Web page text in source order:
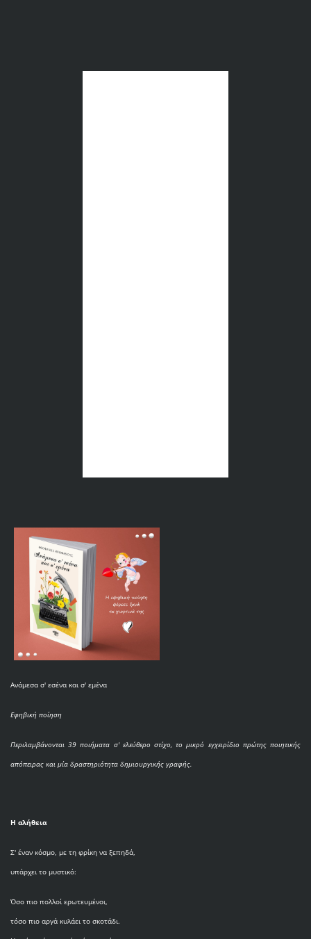
Ανάμεσα σ' εσένα και σ' εμένα
Εφηβική ποίηση
Περιλαμβάνονται 39 ποιήματα σ' ελεύθερο στίχο, το μικρό εγχειρίδιο πρώτης ποιητικής
απόπειρας και μία δραστηριότητα δημιουργικής γραφής.
Η αλήθεια
Σ' έναν κόσμο, με τη φρίκη να ξεπηδά,
υπάρχει το μυστικό:
Όσο πιο πολλοί ερωτευμένοι,
τόσο πιο αργά κυλάει το σκοτάδι.